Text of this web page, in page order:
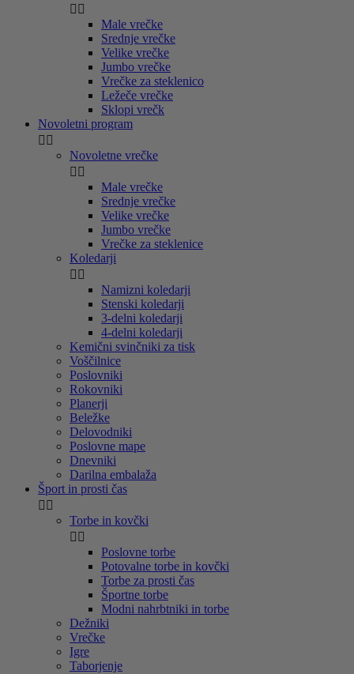
 
Male vrečke
Srednje vrečke
Velike vrečke
Jumbo vrečke
Vrečke za steklenico
Ležeče vrečke
Sklopi vrečk
Novoletni program
 
Novoletne vrečke
 
Male vrečke
Srednje vrečke
Velike vrečke
Jumbo vrečke
Vrečke za steklenice
Koledarji
 
Namizni koledarji
Stenski koledarji
3-delni koledarji
4-delni koledarji
Kemični svinčniki za tisk
Voščilnice
Poslovniki
Rokovniki
Planerji
Beležke
Delovodniki
Poslovne mape
Dnevniki
Darilna embalaža
Šport in prosti čas
 
Torbe in kovčki
 
Poslovne torbe
Potovalne torbe in kovčki
Torbe za prosti čas
Športne torbe
Modni nahrbtniki in torbe
Dežniki
Vrečke
Igre
Taborjenje